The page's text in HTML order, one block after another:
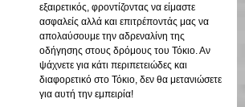
εξαιρετικός, φροντίζοντας να είμαστε
ασφαλείς αλλά και επιτρέποντάς μας να
απολαύσουμε την αδρεναλίνη της
οδήγησης στους δρόμους του Τόκιο. Αν
ψάχνετε για κάτι περιπετειώδες και
διαφορετικό στο Τόκιο, δεν θα μετανιώσετε
για αυτή την εμπειρία!